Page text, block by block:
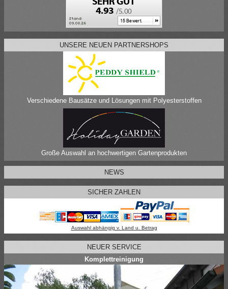
UNSERE NEUEN PARTNERSHOPS
Verschiedene Bausätze und Lösungen mit Polyesterstoffen
Große Auswahl an hochwertigen Gartenprodukten
NEWS
SICHER ZAHLEN
Auswahl abhängig v. Land u. Betrag
NEUER SERVICE
Komplettreinigung